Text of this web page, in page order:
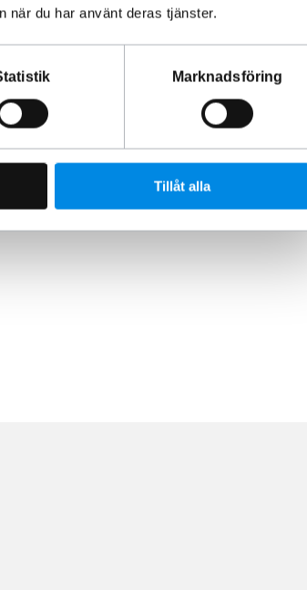
när du har använt deras tjänster.
Marknadsföring
Tillåt alla